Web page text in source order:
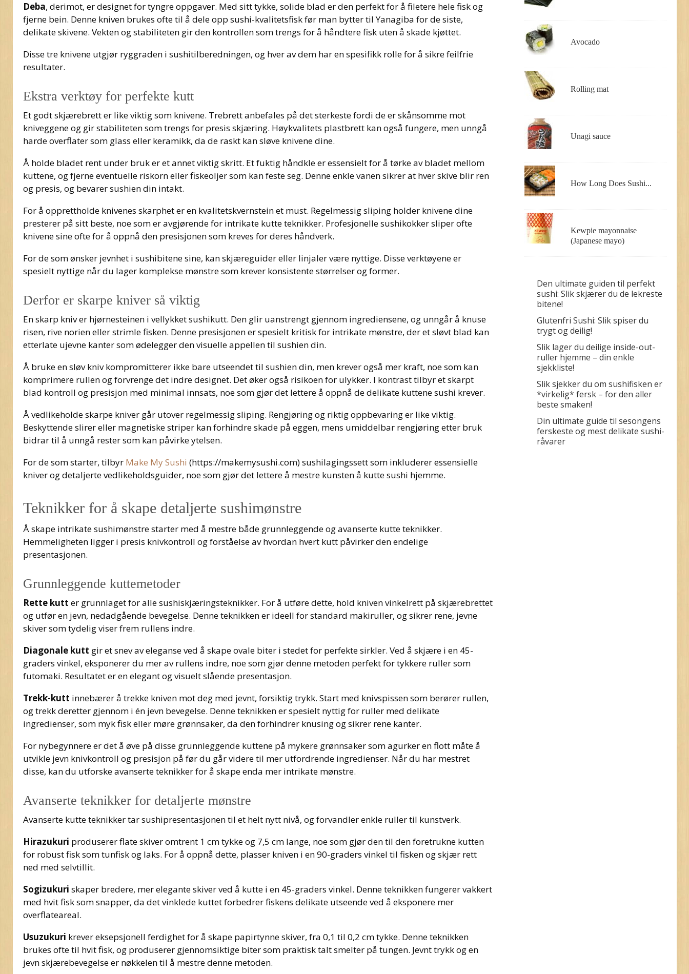
Deba, derimot, er designet for tyngre oppgaver. Med sitt tykke, solide blad er den perfekt for å filetere hele fisk og
fjerne bein. Denne kniven brukes ofte til å dele opp sushi-kvalitetsfisk før man bytter til Yanagiba for de siste,
delikate skivene. Vekten og stabiliteten gir den kontrollen som trengs for å håndtere fisk uten å skade kjøttet.
Disse tre knivene utgjør ryggraden i sushitilberedningen, og hver av dem har en spesifikk rolle for å sikre feilfrie
resultater.
Ekstra verktøy for perfekte kutt
Et godt skjærebrett er like viktig som knivene. Trebrett anbefales på det sterkeste fordi de er skånsomme mot
kniveggene og gir stabiliteten som trengs for presis skjæring. Høykvalitets plastbrett kan også fungere, men unngå
harde overflater som glass eller keramikk, da de raskt kan sløve knivene dine.
Å holde bladet rent under bruk er et annet viktig skritt. Et fuktig håndkle er essensielt for å tørke av bladet mellom
kuttene, og fjerne eventuelle riskorn eller fiskeoljer som kan feste seg. Denne enkle vanen sikrer at hver skive blir ren
og presis, og bevarer sushien din intakt.
For å opprettholde knivenes skarphet er en kvalitetskvernstein et must. Regelmessig sliping holder knivene dine
presterer på sitt beste, noe som er avgjørende for intrikate kutte teknikker. Profesjonelle sushikokker sliper ofte
knivene sine ofte for å oppnå den presisjonen som kreves for deres håndverk.
For de som ønsker jevnhet i sushibitene sine, kan skjæreguider eller linjaler være nyttige. Disse verktøyene er
spesielt nyttige når du lager komplekse mønstre som krever konsistente størrelser og former.
Derfor er skarpe kniver så viktig
En skarp kniv er hjørnesteinen i vellykket sushikutt. Den glir uanstrengt gjennom ingrediensene, og unngår å knuse
risen, rive norien eller strimle fisken. Denne presisjonen er spesielt kritisk for intrikate mønstre, der et sløvt blad kan
etterlate ujevne kanter som ødelegger den visuelle appellen til sushien din.
Å bruke en sløv kniv kompromitterer ikke bare utseendet til sushien din, men krever også mer kraft, noe som kan
komprimere rullen og forvrenge det indre designet. Det øker også risikoen for ulykker. I kontrast tilbyr et skarpt
blad kontroll og presisjon med minimal innsats, noe som gjør det lettere å oppnå de delikate kuttene sushi krever.
Å vedlikeholde skarpe kniver går utover regelmessig sliping. Rengjøring og riktig oppbevaring er like viktig.
Beskyttende slirer eller magnetiske striper kan forhindre skade på eggen, mens umiddelbar rengjøring etter bruk
bidrar til å unngå rester som kan påvirke ytelsen.
For de som starter, tilbyr Make My Sushi (https://makemysushi.com) sushilagingssett som inkluderer essensielle
kniver og detaljerte vedlikeholdsguider, noe som gjør det lettere å mestre kunsten å kutte sushi hjemme.
Teknikker for å skape detaljerte sushimønstre
Å skape intrikate sushimønstre starter med å mestre både grunnleggende og avanserte kutte teknikker.
Hemmeligheten ligger i presis knivkontroll og forståelse av hvordan hvert kutt påvirker den endelige
presentasjonen.
Grunnleggende kuttemetoder
Rette kutt er grunnlaget for alle sushiskjæringsteknikker. For å utføre dette, hold kniven vinkelrett på skjærebrettet
og utfør en jevn, nedadgående bevegelse. Denne teknikken er ideell for standard makiruller, og sikrer rene, jevne
skiver som tydelig viser frem rullens indre.
Diagonale kutt gir et snev av eleganse ved å skape ovale biter i stedet for perfekte sirkler. Ved å skjære i en 45-
graders vinkel, eksponerer du mer av rullens indre, noe som gjør denne metoden perfekt for tykkere ruller som
futomaki. Resultatet er en elegant og visuelt slående presentasjon.
Trekk-kutt innebærer å trekke kniven mot deg med jevnt, forsiktig trykk. Start med knivspissen som berører rullen,
og trekk deretter gjennom i én jevn bevegelse. Denne teknikken er spesielt nyttig for ruller med delikate
ingredienser, som myk fisk eller møre grønnsaker, da den forhindrer knusing og sikrer rene kanter.
For nybegynnere er det å øve på disse grunnleggende kuttene på mykere grønnsaker som agurker en flott måte å
utvikle jevn knivkontroll og presisjon på før du går videre til mer utfordrende ingredienser. Når du har mestret
disse, kan du utforske avanserte teknikker for å skape enda mer intrikate mønstre.
Avanserte teknikker for detaljerte mønstre
Avanserte kutte teknikker tar sushipresentasjonen til et helt nytt nivå, og forvandler enkle ruller til kunstverk.
Hirazukuri produserer flate skiver omtrent 1 cm tykke og 7,5 cm lange, noe som gjør den til den foretrukne kutten
for robust fisk som tunfisk og laks. For å oppnå dette, plasser kniven i en 90-graders vinkel til fisken og skjær rett
ned med selvtillit.
Sogizukuri skaper bredere, mer elegante skiver ved å kutte i en 45-graders vinkel. Denne teknikken fungerer vakkert
med hvit fisk som snapper, da det vinklede kuttet forbedrer fiskens delikate utseende ved å eksponere mer
overflateareal.
Usuzukuri krever eksepsjonell ferdighet for å skape papirtynne skiver, fra 0,1 til 0,2 cm tykke. Denne teknikken
brukes ofte til hvit fisk, og produserer gjennomsiktige biter som praktisk talt smelter på tungen. Jevnt trykk og en
jevn skjærebevegelse er nøkkelen til å mestre denne metoden.
Avocado
Rolling mat
Unagi sauce
How Long Does Sushi...
Kewpie mayonnaise
(Japanese mayo)
Den ultimate guiden til perfekt
sushi: Slik skjærer du de lekreste
bitene!
Glutenfri Sushi: Slik spiser du
trygt og deilig!
Slik lager du deilige inside-out-
ruller hjemme – din enkle
sjekkliste!
Slik sjekker du om sushifisken er
*virkelig* fersk – for den aller
beste smaken!
Din ultimate guide til sesongens
ferskeste og mest delikate sushi-
råvarer